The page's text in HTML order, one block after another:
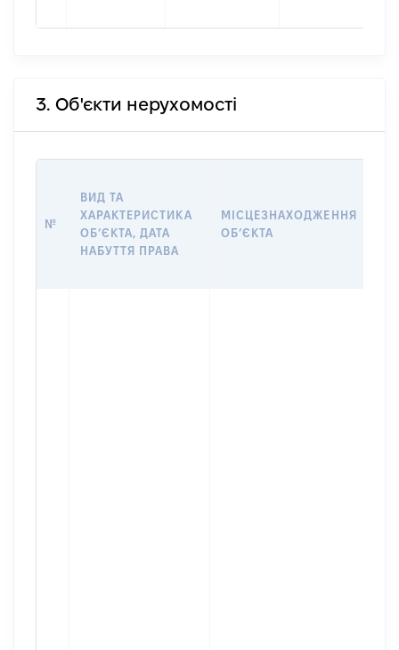
3. Об'єкти нерухомості
№
ВИД ТА
ХАРАКТЕРИСТИКА
ОБʼЄКТА, ДАТА
НАБУТТЯ ПРАВА
МІСЦЕЗНАХОДЖЕННЯ
ОБʼЄКТА